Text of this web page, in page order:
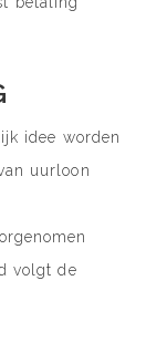
idee worden
uurloon
volgt de